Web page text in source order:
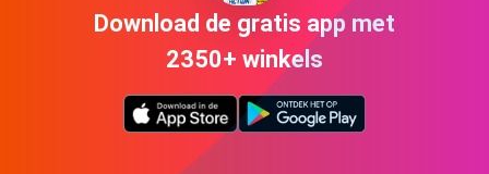
Download de gratis app met
2350+ winkels